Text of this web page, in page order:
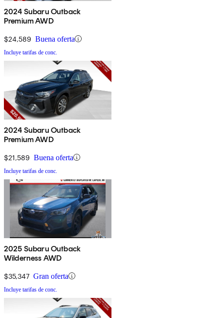
2024 Subaru Outback
Premium AWD
$24,589 Buena oferta
Incluye tarifas de conc.
2024 Subaru Outback
Premium AWD
$21,589 Buena oferta
Incluye tarifas de conc.
2025 Subaru Outback
Wilderness AWD
$35,347 Gran oferta
Incluye tarifas de conc.